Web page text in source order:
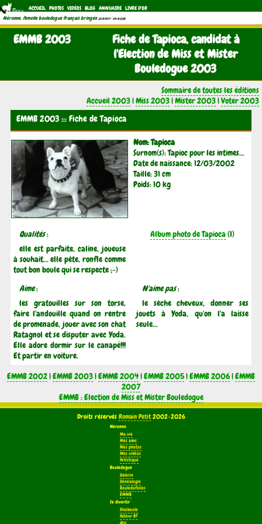
ACCUEIL PHOTOS VIDÉOS BLOG ANNUAIRE LIVRE D'OR
Néronne, femelle bouledogue français bringée (21/11/1997 - 04/11/2011)
EMMB 2003
Fiche de Tapioca, candidat à
l'Election de Miss et Mister
Bouledogue 2003
Sommaire de toutes les éditions
Accueil 2003|Miss 2003|Mister 2003|Voter 2003
EMMB 2003 ::: Fiche de Tapioca
Nom: Tapioca
Surnom(s): Tapioc pour les intimes...
Date de naissance: 12/03/2002
Taille: 31 cm
Poids: 10 kg
Qualités:
elle est parfaite, caline, joueuse
à souhait... elle pète, ronfle comme
tout bon boule qui se respecte ;-)
Album photo de Tapioca(1)
Aime:
les gratouilles sur son torse,
faire l'andouille quand on rentre
de promenade, jouer avec son chat
Ratagnol et se disputer avec Yoda.
Elle adore dormir sur le canapé!!!
Et partir en voiture.
N'aime pas:
le sèche cheveux, donner ses
jouets à Yoda, qu'on l'a laisse
seule...
EMMB 2002|EMMB 2003|EMMB 2004|EMMB 2005|EMMB 2006|EMMB
2007
EMMB : Election de Miss et Mister Bouledogue
Droits réservés Romain Petit2002-2026
Néronne
Ma vie
Mes amis
Mes photos
Mes vidéos
Artistique
Bouledogue
Galerie
Généalogie
Bouledofolies
EMMB
Se divertir
Dicoboule
Acteur BF
Jeu